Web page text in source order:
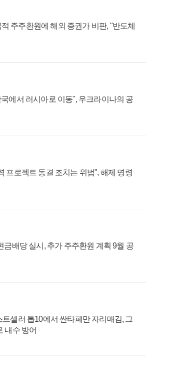
주주환원에 해외 증권가 비판, "반도체
에서 러시아로 이동", 우크라이나의 공
프로젝트 동결 조치는 위법", 해제 명령
금배당 실시, 추가 주주환원 계획 9월 공
셀러 톱10에서 싼타페만 자리매김, 그
내수 방어